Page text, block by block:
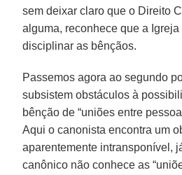
sem deixar claro que o Direito
alguma, reconhece que a
disciplinar as bênçãos.
Passemos agora ao segundo
subsistem obstáculos à
bênção de “uniões entre
Aqui o canonista encontra um
aparentemente intransponível,
canônico não conhece as